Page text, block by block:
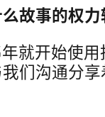
故事的权
就开始使
们沟通分